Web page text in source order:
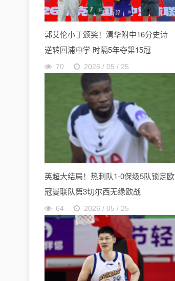
郭艾伦小丁颁奖！清华附中16分史诗
逆转回浦中学 时隔5年夺第15冠
70 2026 / 05 / 25
英超大结局！热刺队1-0保级5队锁定欧
冠曼联队第3切尔西无缘欧战
64 2026 / 05 / 25